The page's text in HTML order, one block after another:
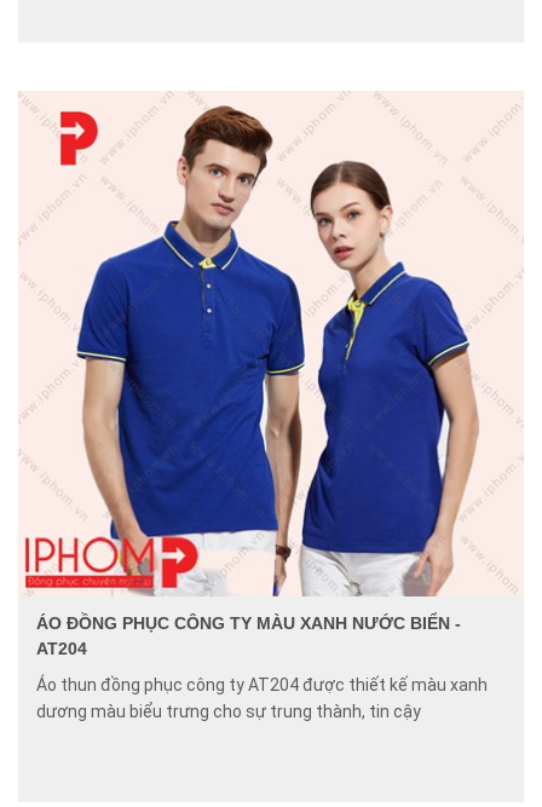
ÁO ĐỒNG PHỤC CÔNG TY MÀU XANH NƯỚC BIỂN -
AT204
Áo thun đồng phục công ty AT204 được thiết kế màu xanh
dương màu biểu trưng cho sự trung thành, tin cậy